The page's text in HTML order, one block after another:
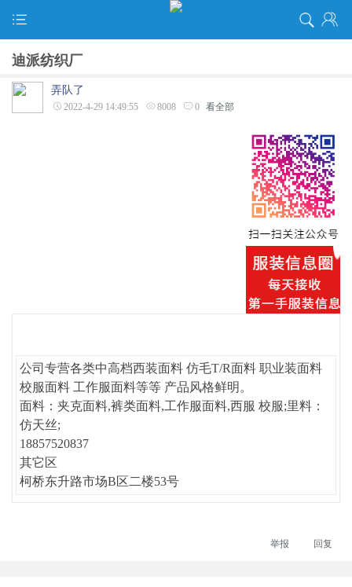
迪派纺织厂
弄队了
2022-4-29 14:49:55 8008 0 看全部
公司专营各类中高档西装面料 仿毛T/R面料 职业装面料
校服面料 工作服面料等等 产品风格鲜明。
面料：夹克面料,裤类面料,工作服面料,西服 校服;里料：
仿天丝;
18857520837
其它区
柯桥东升路市场B区二楼53号
回复
举报